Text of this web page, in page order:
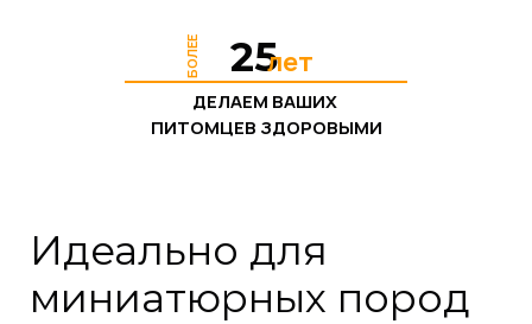
БОЛЕЕ лет
25
ДЕЛАЕМ ВАШИХ
ПИТОМЦЕВ ЗДОРОВЫМИ
Идеально для
миниатюрных пород